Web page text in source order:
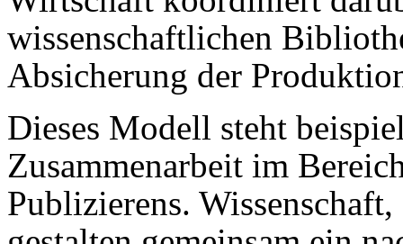
wissenschaftlichen
Absicherung der
Dieses Modell steht
Zusammenarbeit im
Publizierens.